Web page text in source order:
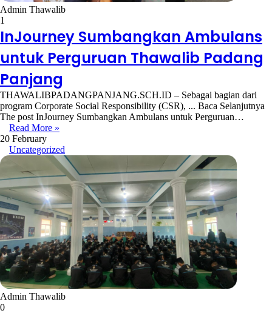
Admin Thawalib
1
InJourney Sumbangkan Ambulans
untuk Perguruan Thawalib Padang
Panjang
THAWALIBPADANGPANJANG.SCH.ID – Sebagai bagian dari
program Corporate Social Responsibility (CSR), ... Baca Selanjutnya
The post InJourney Sumbangkan Ambulans untuk Perguruan…
Read More »
20 February
Uncategorized
Admin Thawalib
0